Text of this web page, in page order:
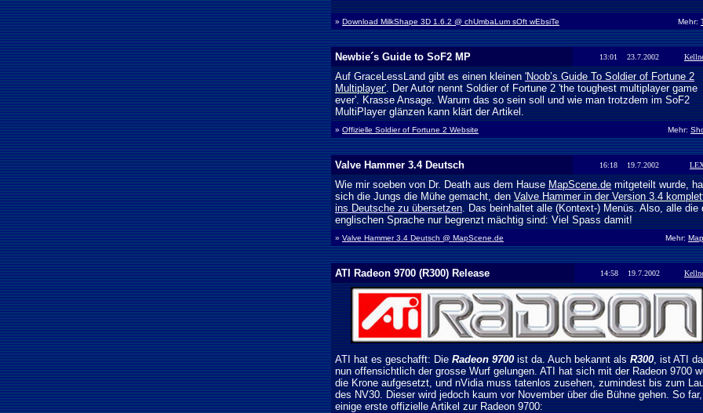
» Download MilkShape 3D 1.6.2 @ chUmbaLum sOft wEbsiTe Mehr:
Newbie´s Guide to SoF2 MP 13:01 23.7.2002
Auf GraceLessLand gibt es einen kleinen'Noob’s Guide To Soldier of Fortune 2
Multiplayer'. Der Autor nennt Soldier of Fortune 2 'the toughest multiplayer game
ever'. Krasse Ansage. Warum das so sein soll und wie man trotzdem im SoF2
MultiPlayer glänzen kann klärt der Artikel.
» Offizielle Soldier of Fortune 2 Website Mehr:
Valve Hammer 3.4 Deutsch 16:18 19.7.2002
Wie mir soeben von Dr. Death aus dem HauseMapScene.demitgeteilt wurde,
sich die Jungs die Mühe gemacht, denValve Hammer in der Version 3.4
ins Deutsche zu übersetzen. Das beinhaltet alle (Kontext-) Menüs. Also, alle die
englischen Sprache nur begrenzt mächtig sind: Viel Spass damit!
» Valve Hammer 3.4 Deutsch @ MapScene.de Mehr:
ATI Radeon 9700 (R300) Release 14:58 19.7.2002
ATI hat es geschafft: DieRadeon 9700ist da. Auch bekannt alsR300, ist ATI
nun offensichtlich der grosse Wurf gelungen. ATI hat sich mit der Radeon 9700
die Krone aufgesetzt, und nVidia muss tatenlos zusehen, zumindest bis zum
des NV30. Dieser wird jedoch kaum vor November über die Bühne gehen. So far,
einige erste offizielle Artikel zur Radeon 9700: